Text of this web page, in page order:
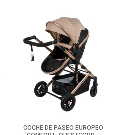
COCHE DE PASEO EUROPEO